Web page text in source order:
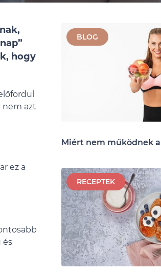
hogy
nem azt
ez a
és
BLOG
Miért nem működnek
RECEPTEK